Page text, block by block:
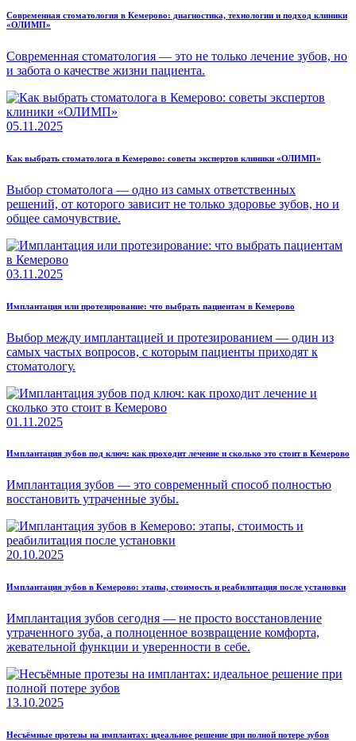
Современная стоматология в Кемерово: диагностика, технологии и подход клиники
«ОЛИМП»
Современная стоматология — это не только лечение зубов, но
и забота о качестве жизни пациента.
05.11.2025
Как выбрать стоматолога в Кемерово: советы экспертов клиники «ОЛИМП»
Выбор стоматолога — одно из самых ответственных
решений, от которого зависит не только здоровье зубов, но и
общее самочувствие.
03.11.2025
Имплантация или протезирование: что выбрать пациентам в Кемерово
Выбор между имплантацией и протезированием — один из
самых частых вопросов, с которым пациенты приходят к
стоматологу.
01.11.2025
Имплантация зубов под ключ: как проходит лечение и сколько это стоит в Кемерово
Имплантация зубов — это современный способ полностью
восстановить утраченные зубы.
20.10.2025
Имплантация зубов в Кемерово: этапы, стоимость и реабилитация после установки
Имплантация зубов сегодня — не просто восстановление
утраченного зуба, а полноценное возвращение комфорта,
жевательной функции и уверенности в себе.
13.10.2025
Несъёмные протезы на имплантах: идеальное решение при полной потере зубов